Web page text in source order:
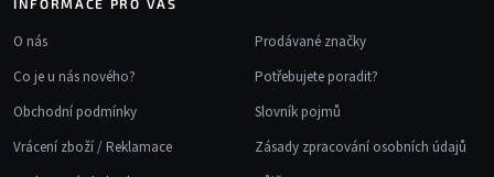
INFORMACE PRO VÁS
O nás
Co je u nás nového?
Obchodní podmínky
Vrácení zboží / Reklamace
Prodávané značky
Potřebujete poradit?
Slovník pojmů
Zásady zpracování osobních údajů